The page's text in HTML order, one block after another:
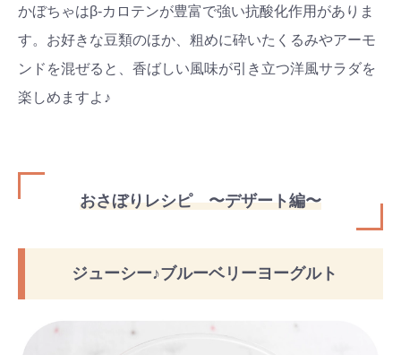
かぼちゃはβ-カロテンが豊富で強い抗酸化作用がありま
す。お好きな豆類のほか、粗めに砕いたくるみやアーモ
ンドを混ぜると、香ばしい風味が引き立つ洋風サラダを
楽しめますよ♪
おさぼりレシピ 〜デザート編〜
ジューシー♪ブルーベリーヨーグルト